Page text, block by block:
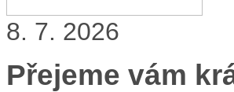
8. 7. 2026
Přejeme vám